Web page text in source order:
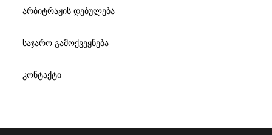
არბიტრაჟის დებულება
საჯარო გამოქვეყნება
კონტაქტი